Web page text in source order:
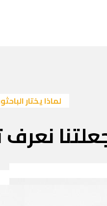
لماذا يختار